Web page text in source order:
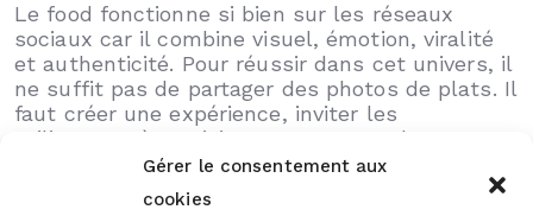
Gérer le consentement aux
cookies
Le food fonctionne si bien sur les réseaux
sociaux car il combine visuel, émotion, viralité
et authenticité. Pour réussir dans cet univers, il
ne suffit pas de partager des photos de plats. Il
faut créer une expérience, inviter les
utilisateurs à participer, et raconter des
histoires. Le contenu food, bien maîtrisé, peut
devenir un levier puissant pour engager une